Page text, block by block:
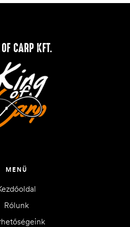
CARP KFT.
MENÜ
Rólunk